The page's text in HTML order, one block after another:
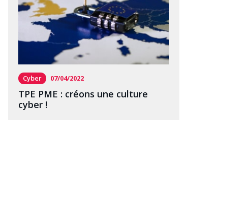
Cyber 07/04/2022
TPE PME : créons une culture
cyber !